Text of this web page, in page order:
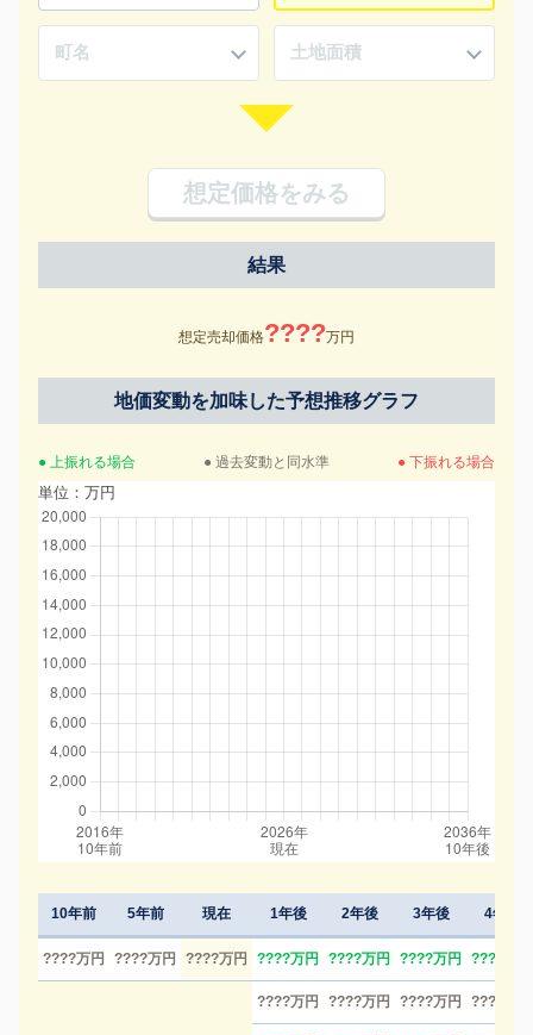
想定価格をみる
結果
想定売却価格????万円
地価変動を加味した予想推移グラフ
● 上振れる場合 ● 過去変動と同水準 ● 下振れる場合
単位：万円
10年前 5年前 現在
????万円 ????万円 ????万円
1年後 2年後 3年後 4年後
????万円 ????万円 ????万円 ????万円
????万円 ????万円 ????万円 ????万円